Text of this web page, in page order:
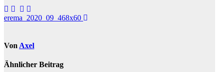
Beitragsnavigation
erema_2020_09_468x60
Von Axel
Ähnlicher Beitrag